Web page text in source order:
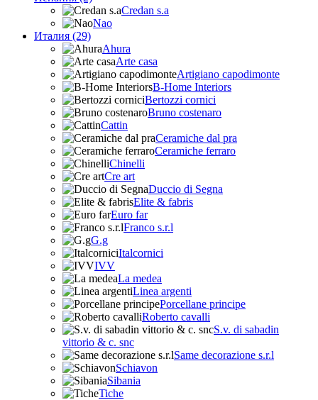
Credan s.a
Nao
Италия (29)
Ahura
Arte casa
Artigiano capodimonte
B-Home Interiors
Bertozzi cornici
Bruno costenaro
Cattin
Ceramiche dal pra
Ceramiche ferraro
Chinelli
Cre art
Duccio di Segna
Elite & fabris
Euro far
Franco s.r.l
G.g
Italcornici
IVV
La medea
Linea argenti
Porcellane principe
Roberto cavalli
S.v. di sabadin
vittorio & c. snc
Same decorazione s.r.l
Schiavon
Sibania
Tiche